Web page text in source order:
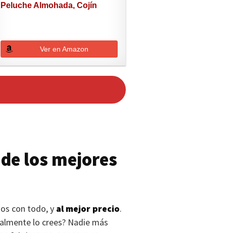
Peluche Almohada, Cojín
Ver en Amazon
los mejores
con todo, y al mejor precio.
lo crees? Nadie más